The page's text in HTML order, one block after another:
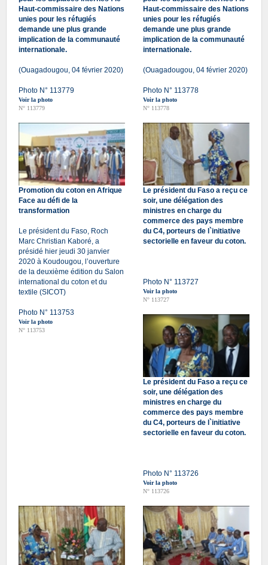
Haut-commissaire des Nations
unies pour les réfugiés
demande une plus grande
implication de la communauté
internationale.
(Ouagadougou, 04 février 2020)
Photo N° 113779
Voir la photo
N° 113779
Haut-commissaire des Nations
unies pour les réfugiés
demande une plus grande
implication de la communauté
internationale.
(Ouagadougou, 04 février 2020)
Photo N° 113778
Voir la photo
N° 113778
Promotion du coton en Afrique
Face au défi de la
transformation
Le président du Faso, Roch
Marc Christian Kaboré, a
présidé hier jeudi 30 janvier
2020 à Koudougou, l’ouverture
de la deuxième édition du Salon
international du coton et du
textile (SICOT)
Photo N° 113753
Voir la photo
N° 113753
Le président du Faso a reçu ce
soir, une délégation des
ministres en charge du
commerce des pays membre
du C4, porteurs de l`initiative
sectorielle en faveur du coton.
Photo N° 113727
Voir la photo
N° 113727
Le président du Faso a reçu ce
soir, une délégation des
ministres en charge du
commerce des pays membre
du C4, porteurs de l`initiative
sectorielle en faveur du coton.
Photo N° 113726
Voir la photo
N° 113726